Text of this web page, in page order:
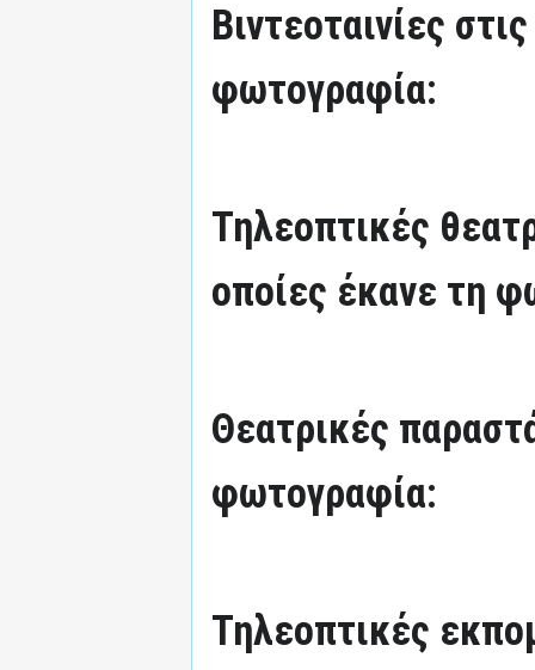
Βιντεοταινίες
φωτογραφία:
Τηλεοπτικές
οποίες έκανε τη
Θεατρικές
φωτογραφία:
Τηλεοπτικές